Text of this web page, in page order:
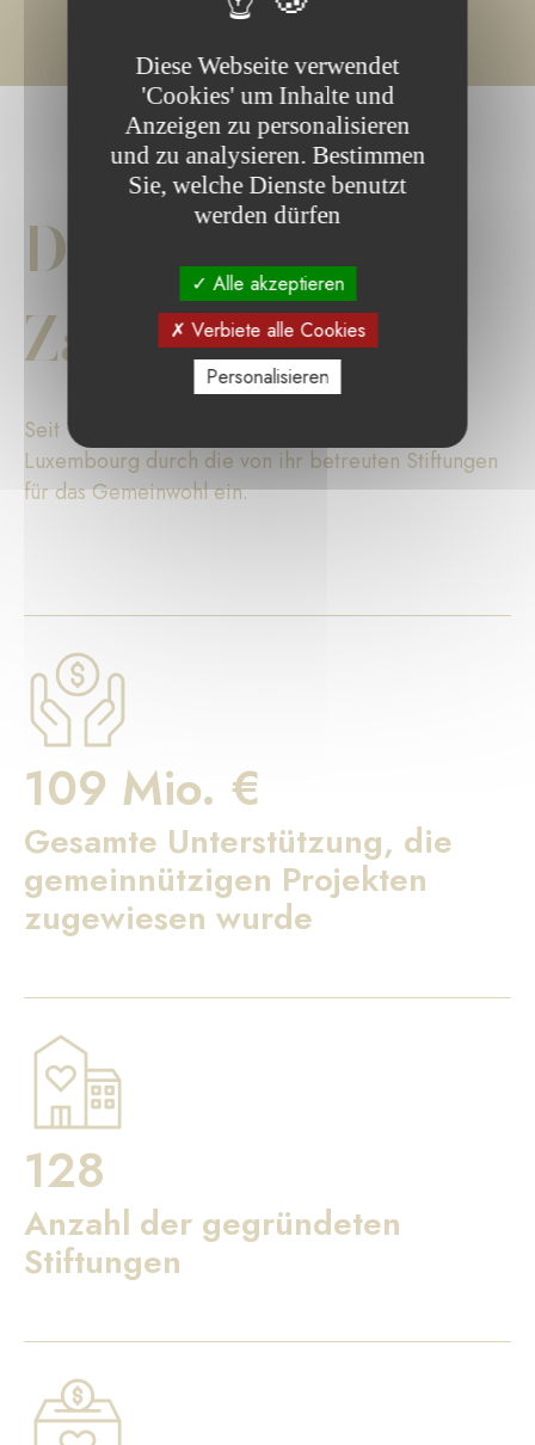
Die wichtigsten
Zahlen
Seit 17 Jahren setzt sich die Fondation de
Luxembourg durch die von ihr betreuten Stiftungen
für das Gemeinwohl ein.
109 Mio. €
Gesamte Unterstützung, die
gemeinnützigen Projekten
zugewiesen wurde
128
Anzahl der gegründeten
Stiftungen
Diese Webseite verwendet
'Cookies' um Inhalte und
Anzeigen zu personalisieren
und zu analysieren. Bestimmen
Sie, welche Dienste benutzt
werden dürfen
Alle akzeptieren
Verbiete alle Cookies
Personalisieren